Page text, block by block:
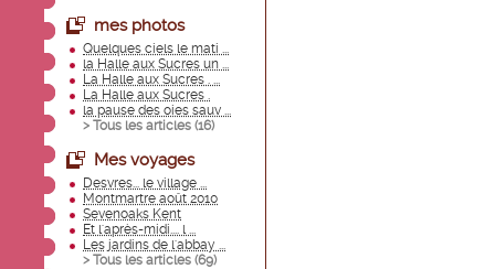
mes photos
Quelques ciels le mati ...
la Halle aux Sucres un ...
La Halle aux Sucres . ...
La Halle aux Sucres .
la pause des oies sauv ...
> Tous les articles (16)
Mes voyages
Desvres... le village ...
Montmartre août 2010
Sevenoaks Kent
Et l'après-midi.... l ...
Les jardins de l'abbay ...
> Tous les articles (69)